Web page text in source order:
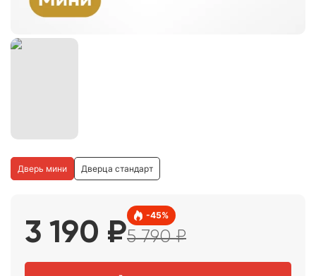
Дверь мини Дверца стандарт
3 190 ₽
-45%
5 790₽